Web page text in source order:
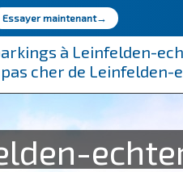
Essayer maintenant→
à Leinfelden-
cher de Leinfelden-